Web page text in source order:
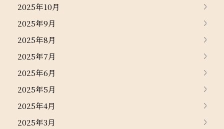
2025年10月
2025年9月
2025年8月
2025年7月
2025年6月
2025年5月
2025年4月
2025年3月